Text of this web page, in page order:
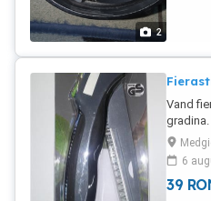
2
Vand
gips
otel
6
39